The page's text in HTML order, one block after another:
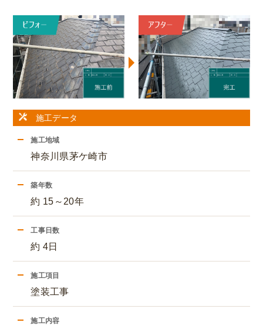
施工データ
施工地域
神奈川県茅ケ崎市
築年数
約 15～20年
工事日数
約 4日
施工項目
塗装工事
施工内容